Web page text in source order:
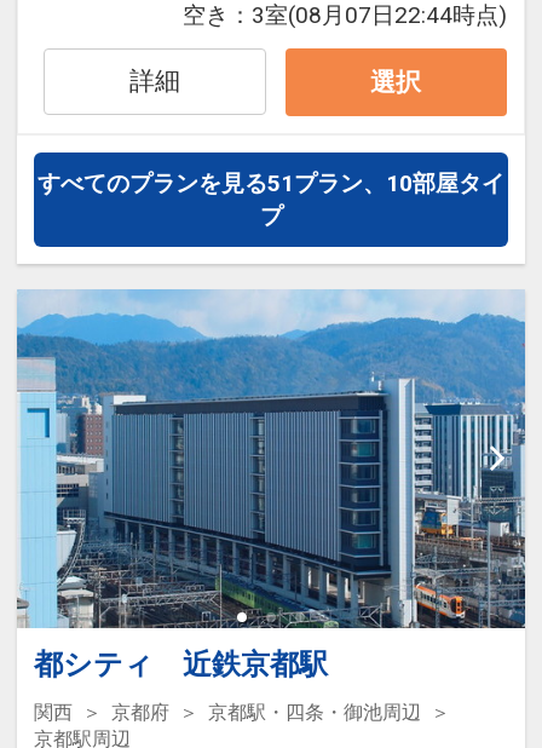
【注意事項】
・入れ墨又はタトゥーのある方はご利用
いただけません。
・3歳未満のお子様はご利用いただけま
せん。
設定期間：2021年12月24日～2027年3
月31日
インターネットコース番号：DP-2-
200000005210
◇天然温泉付スパ「トリニテ」のご案内
（有料）◇
を最上階（13F）に併設。
【料金】お一人様￥2，200(税サ込）
【営業時間】
7：00～9：00（最終受付8：30）※宿泊
者のみ利用可
【スパ定休日】
【2024年】8月6日（火）、9月3日
（火）、10月7日（月）・8日（火）、
11月5日（火）、12月3日（火）
【2025年】1月7日（火）、2月4日
（火）、3月4日（火）、4月8日
（火）、5月12日（月）・13日（火）、
6月3日（火）、7月1日（火）
【注意事項】
・入れ墨又はタトゥーのある方はご利用
空き： 3室(08月07日22:44時点)
詳細 選択
すべてのプランを見る51プラン、10部屋タイ
プ
都シティ 近鉄京都駅
関西 京都府
京都駅・四条・御池周辺
京都駅周辺